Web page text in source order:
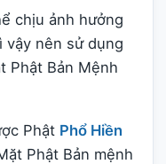
chịu ảnh hưởng
vậy nên sử dụng
Phật Bản Mệnh
Phật Phổ Hiền
Phật Bản mệnh